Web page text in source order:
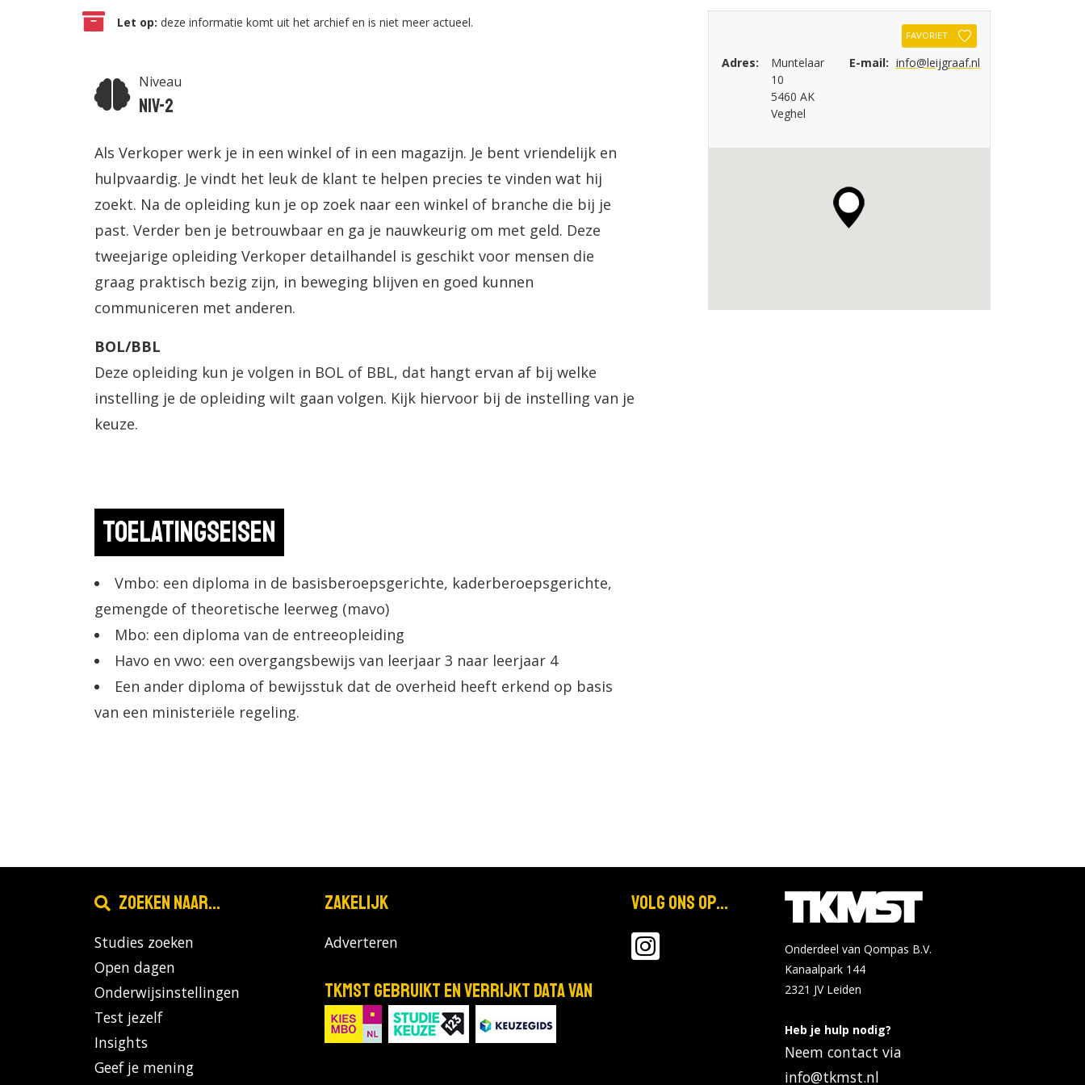
Let op: deze informatie komt uit het archief en is niet meer actueel.
Niveau
Niv-2
Als Verkoper werk je in een winkel of in een magazijn. Je bent vriendelijk en
hulpvaardig. Je vindt het leuk de klant te helpen precies te vinden wat hij
zoekt. Na de opleiding kun je op zoek naar een winkel of branche die bij je
past. Verder ben je betrouwbaar en ga je nauwkeurig om met geld. Deze
tweejarige opleiding Verkoper detailhandel is geschikt voor mensen die
graag praktisch bezig zijn, in beweging blijven en goed kunnen
communiceren met anderen.
BOL/BBL
Deze opleiding kun je volgen in BOL of BBL, dat hangt ervan af bij welke
instelling je de opleiding wilt gaan volgen. Kijk hiervoor bij de instelling van je
keuze.
Toelatingseisen
Vmbo: een diploma in de basisberoepsgerichte, kaderberoepsgerichte,
gemengde of theoretische leerweg (mavo)
Mbo: een diploma van de entreeopleiding
Havo en vwo: een overgangsbewijs van leerjaar 3 naar leerjaar 4
Een ander diploma of bewijsstuk dat de overheid heeft erkend op basis
van een ministeriële regeling.
FAVORIET
Adres:
Muntelaar
10
5460 AK
Veghel
E-mail: info@leijgraaf.nl
Zoeken naar...
Studies zoeken
Open dagen
Onderwijsinstellingen
Test jezelf
Insights
Geef je mening
Zakelijk
Adverteren
TKMST gebruikt en verrijkt data van
Volg ons op...
Onderdeel van Qompas B.V.
Kanaalpark 144
2321 JV Leiden
Heb je hulp nodig?
Neem contact via
info@tkmst.nl